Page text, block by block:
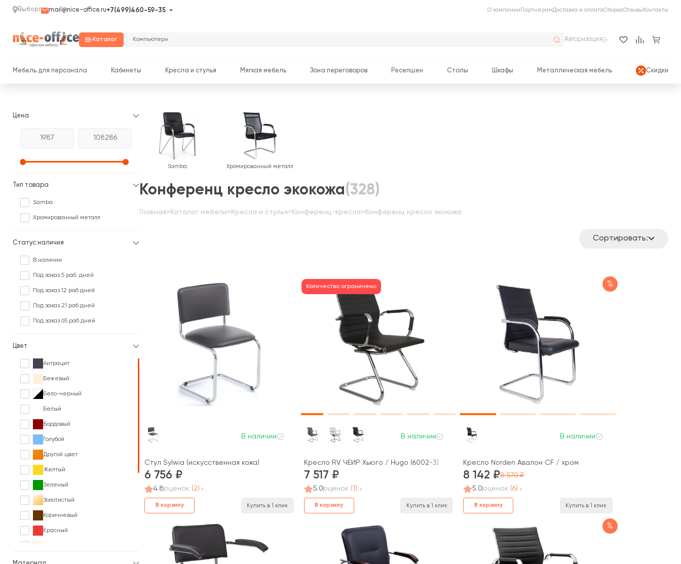
Выборг mail@nice-office.ru+7(499)460-59-35 О компании ПартнерамДоставка и оплатаСборкаОтзывы Контакты
Каталог Авторизация
Мебель для персонала Кабинеты Кресла и стулья Мягкая мебель Зона переговоров Ресепшен Столы Шкафы Металлическая мебель Скидки
Цена
Тип товара
Samba
Хромированный металл
Статус наличия
В наличии
Под заказ 5 раб. дней
Под заказ 12 раб дней
Под заказ 21 раб дней
Под заказ 65 раб дней
Цвет
Антрацит
Бежевый
Бело-черный
Белый
Бордовый
Голубой
Другой цвет
Желтый
Зеленый
Золотистый
Коричневый
Красный
Оранжевый
Конференц кресло экокожа(328)
Главная> Каталог мебели> Кресла и стулья> Конференц-кресла> Конференц кресло экокожа
Сортировать:
В наличии
Стул Sylwia (искусственная кожа)
6 756
4.8 оценок (2)
В корзину Купить в 1 клик
Количество ограничено
В наличии
Кресло RV ЧЕЙР Хьюго / Hugo (6002-3)
7 517
5.0оценок (1)
В корзину Купить в 1 клик
%
В наличии
Кресло Norden Авалон CF / хром
8 142
8 570
5.0 оценок (6)
В корзину Купить в 1 клик
%
Samba Хромированный металл